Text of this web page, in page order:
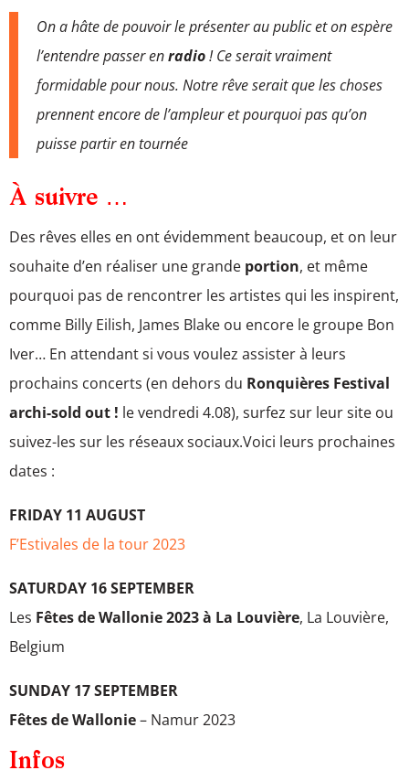
On a hâte de pouvoir le présenter au public et on espère
l’entendre passer enradio! Ce serait vraiment
formidable pour nous. Notre rêve serait que les choses
prennent encore de l’ampleur et pourquoi pas qu’on
puisse partir en tournée
À suivre …
Des rêves elles en ont évidemment beaucoup, et on leur
souhaite d’en réaliser une grande portion, et même
pourquoi pas de rencontrer les artistes qui les inspirent,
comme Billy Eilish, James Blake ou encore le groupe Bon
Iver… En attendant si vous voulez assister à leurs
prochains concerts (en dehors du Ronquières Festival
archi-sold out ! le vendredi 4.08), surfez sur leur site ou
suivez-les sur les réseaux sociaux.Voici leurs prochaines
dates :
FRIDAY 11 AUGUST
F’Estivales de la tour 2023
SATURDAY 16 SEPTEMBER
Les Fêtes de Wallonie 2023 à La Louvière, La Louvière,
Belgium
SUNDAY 17 SEPTEMBER
Fêtes de Wallonie– Namur 2023
Infos